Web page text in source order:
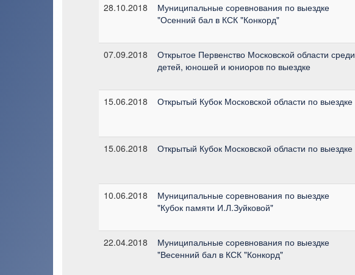
28.10.2018
Муниципальные соревнования по выездке
"Осенний бал в КСК "Конкорд"
07.09.2018
Открытое Первенство Московской области среди
детей, юношей и юниоров по выездке
15.06.2018 Открытый Кубок Московской области по выездке
15.06.2018 Открытый Кубок Московской области по выездке
10.06.2018
Муниципальные соревнования по выездке
"Кубок памяти И.Л.Зуйковой"
22.04.2018
Муниципальные соревнования по выездке
"Весенний бал в КСК "Конкорд"